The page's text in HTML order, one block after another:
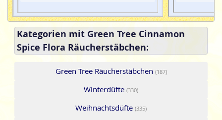
Kategorien mit Green Tree Cinnamon
Spice Flora Räucherstäbchen:
Green Tree Räucherstäbchen (187)
Winterdüfte (330)
Weihnachtsdüfte (335)